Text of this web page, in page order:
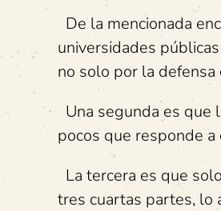
De la mencionada
universidades
no solo por la
Una segunda es que
pocos que responde
La tercera es que
tres cuartas partes, lo